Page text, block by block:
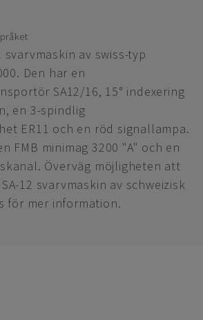
svarvmaskin av swiss-typ
Den har en
SA12/16, 15° indexering
en 3-spindlig
ER11 och en röd signallampa.
FMB minimag 3200 "A" och en
Överväg möjligheten att
12 svarvmaskin av schweizisk
för mer information.